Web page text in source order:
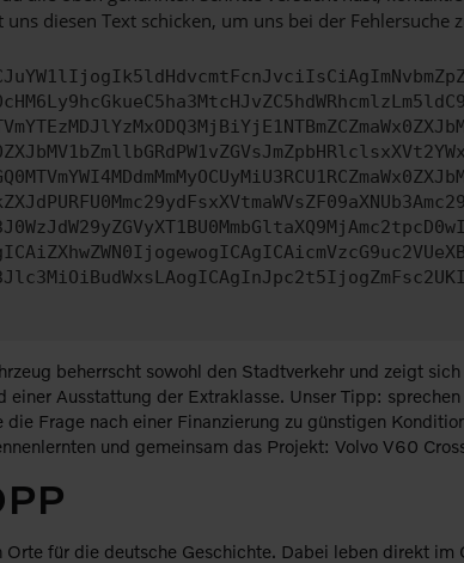
uns diesen Text schicken, um uns bei der Fehlersuche
beherrscht sowohl den Stadtverkehr und zeigt
Ausstattung der Extraklasse. Unser Tipp:
Frage nach einer Finanzierung zu günstigen
und gemeinsam das Projekt: Volvo V60
für die deutsche Geschichte. Dabei leben direkt